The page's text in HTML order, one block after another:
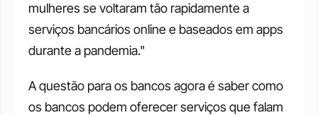
mulheres se voltaram tão rapidamente a
serviços bancários online e baseados em apps
durante a pandemia."
A questão para os bancos agora é saber como
os bancos podem oferecer serviços que falam